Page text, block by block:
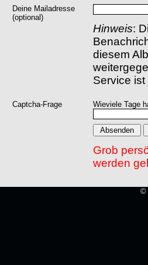
Deine Mailadresse
(optional)
Hinweis:
diesem
Service
Captcha-Frage Wieviele Tage
Grob
werden
©